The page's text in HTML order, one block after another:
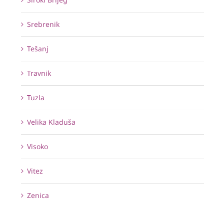
Srebrenik
Tešanj
Travnik
Tuzla
Velika Kladuša
Visoko
Vitez
Zenica